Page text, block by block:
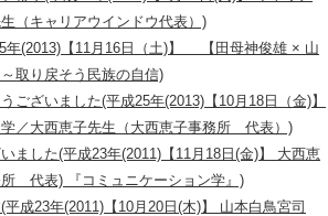
（キャリアウインドウ代表）)
年(2013)【11月16日（土)】 【田母神俊雄 × 山
取り戻そう民族の自信)
ございました(平成25年(2013)【10月18日（金)】
／大西恵子先生（大西恵子事務所 代表）)
ました(平成23年(2011)【11月18日(金)】 大西恵
代表) 『コミュニケーション学』)
成23年(2011)【10月20日(木)】 山本白鳥宮司